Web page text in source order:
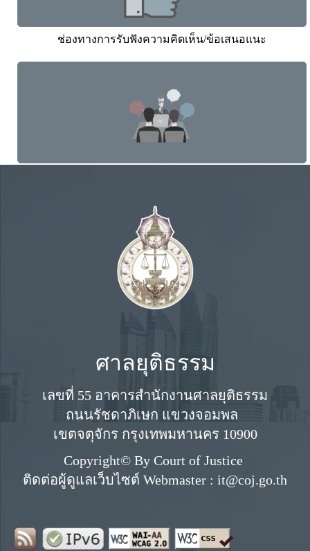
ช่องทางการรับฟังความคิดเห็น/ข้อเสนอแนะ
ศาลยุติธรรม
เลขที่ 55 อาคารสำนักงานศาลยุติธรรม
ถนนรัชดาภิเษก แขวงจอมพล
เขตจตุจักร กรุงเทพมหานคร 10900
Copyright© By Court of Justice
ติดต่อผู้ดูแลเว็บไซต์ Webmaster : it@coj.go.th